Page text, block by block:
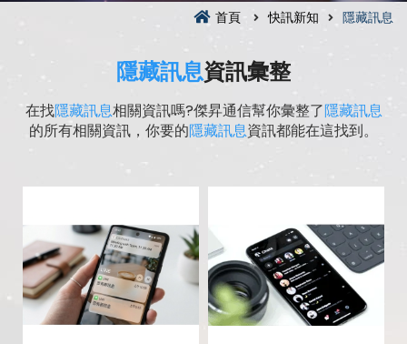
首頁 快訊新知 隱藏訊息
隱藏訊息資訊彙整
在找隱藏訊息相關資訊嗎?傑昇通信幫你彙整了隱藏訊息
的所有相關資訊，你要的隱藏訊息資訊都能在這找到。